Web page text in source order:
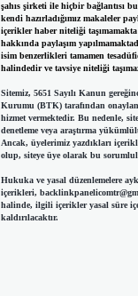
şahıs şirketi ile hiçbir bağlantısı
kendi hazırladığımız makaleler
içerikler haber niteliği
hakkında paylaşım
isim benzerlikleri tamamen
halindedir ve tavsiye niteliği
Sitemiz, 5651 Sayılı Kanun
Kurumu (BTK) tarafından
hizmet vermektedir. Bu nedenle,
denetleme veya araştırma
Ancak, üyelerimiz yazdıkları
olup, siteye üye olarak bu
Hukuka ve yasal düzenlemelere
içerikleri,
halinde, ilgili içerikler yasal süre
kaldırılacaktır.